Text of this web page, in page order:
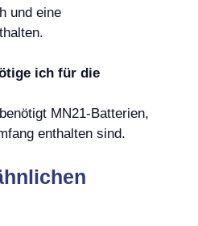
und eine
ich für die
MN21-Batterien,
enthalten sind.